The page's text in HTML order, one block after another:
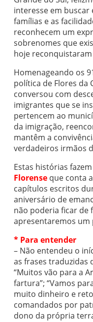
interesse em
famílias e as
reconhecem um
sobrenomes que
hoje
Homenageando os
política de Flores da
conversou com
imigrantes que se
pertencem ao
da imigração,
mantêm a
verdadeiros irmãos
Estas histórias
Florense que conta
capítulos escritos
aniversário de
não poderia ficar de
apresentaremos um
* Para entender
– Não entendeu o
as frases traduzidas
“Muitos vão para a
fartura”; “Vamos
muito dinheiro e
comandados por
dono da própria